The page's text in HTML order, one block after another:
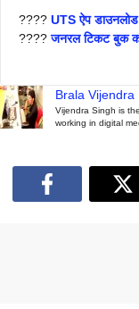
???? UTS ऐप
????जनरल टिकट बुक
Brala Vijendra
Vijendra Singh is
working in digital